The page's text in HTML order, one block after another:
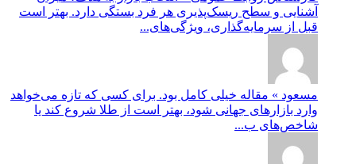
آشنایی و سطح ریسک‌پذیری هر فرد بستگی دارد. بهتر است
قبل از سرمایه‌گذاری، ویژگی‌های...
مسعود » مقاله خیلی کامل بود. برای کسی که تازه می‌خواهد
وارد بازارهای جهانی شود، بهتر است از طلا شروع کند یا
شاخص‌های ب...